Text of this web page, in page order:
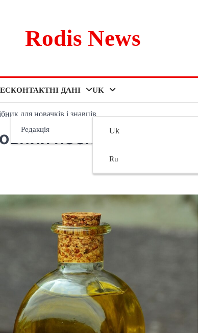
Rodis News
КОНТАКТНІ ДАНІ
Редакція
UK
Uk
Ru
для новачків і знавців
посібник для